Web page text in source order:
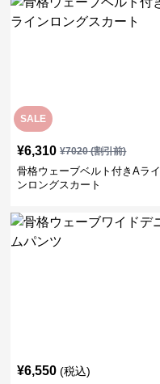
SALE
¥6,310 ¥7020(割引前)
骨格ウェーブベルト付きAライ
ンロングスカート
¥6,550 (税込)